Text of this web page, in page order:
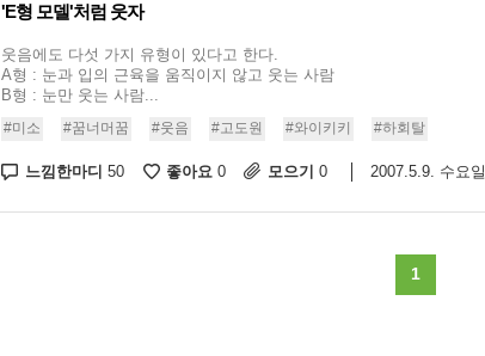
'E형 모델'처럼 웃자
웃음에도 다섯 가지 유형이 있다고 한다.
A형 : 눈과 입의 근육을 움직이지 않고 웃는 사람
B형 : 눈만 웃는 사람...
#미소 #꿈너머꿈 #웃음 #고도원 #와이키키 #하회탈
느낌한마디 50 좋아요 0 모으기 0 2007.5.9. 수요일
1